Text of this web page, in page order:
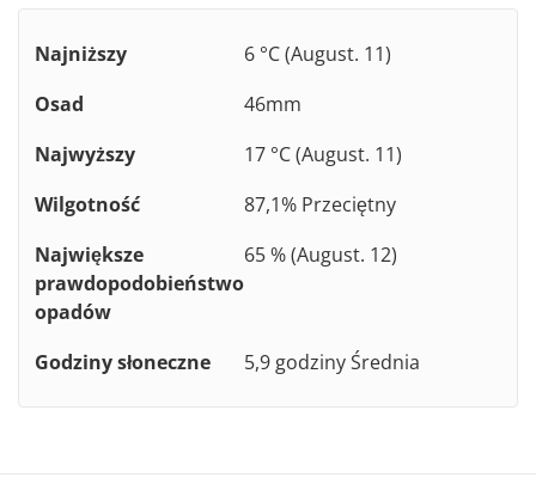
Najniższy
6 °C (August. 11)
Osad
46mm
Najwyższy
17 °C (August. 11)
Wilgotność
87,1% Przeciętny
Największe
prawdopodobieństwo
opadów
65 % (August. 12)
Godziny słoneczne 5,9 godziny Średnia